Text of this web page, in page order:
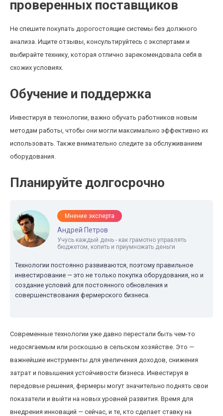
проверенных поставщиков
Не спешите покупать дорогостоящие системы без должного
анализа. Ищите отзывы, консультируйтесь с экспертами и
выбирайте технику, которая отлично зарекомендовала себя в
схожих условиях.
Обучение и поддержка
Инвестируя в технологии, важно обучать работников новым
методам работы, чтобы они могли максимально эффективно их
использовать. Также внимательно следите за обслуживанием
оборудования.
Планируйте долгосрочно
Мнение эксперта
Андрей Петров
Учусь каждый день - как грамотно управлять
бюджетом, копить и приумножать деньги
Технологии постоянно развиваются, поэтому правильное
инвестирование — это не только покупка оборудования, но и
создание условий для постоянного обновления и
совершенствования фермерского бизнеса.
Современные технологии уже давно перестали быть чем-то
недосягаемым или роскошью в сельском хозяйстве. Это —
важнейшие инструменты для увеличения доходов, снижения
затрат и повышения устойчивости бизнеса. Инвестируя в
передовые решения, фермеры могут значительно поднять свои
показатели и выйти на новых уровней развития. Время для
внедрения инноваций — сейчас, и те, кто сделает ставку на